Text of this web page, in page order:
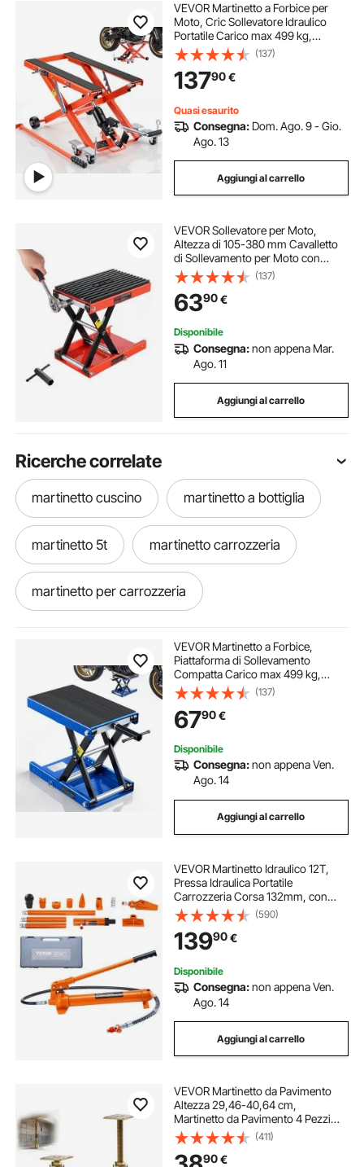
VEVOR Martinetto a Forbice per
Moto, Cric Sollevatore Idraulico
Portatile Carico max 499 kg,
Escursione di Sollevamento 12-
35,8 cm per Manutenzione Moto da
Officina Garage, Sollevatore con
Pedale
(137)
13790€
Quasi esaurito
Consegna: Dom. Ago. 9 - Gio.
Ago. 13
Aggiungi al carrello
VEVOR Sollevatore per Moto,
Altezza di 105-380 mm Cavalletto
di Sollevamento per Moto con
Ampio Ponte, Martinetto a Forbice
per Moto in Acciaio per Impieghi
Gravosi con Cricchetto e Manovella
per ATV
(137)
6390€
Disponibile
Consegna:non appena Mar.
Ago. 11
Aggiungi al carrello
Ricerche correlate
martinetto cuscino martinetto a bottiglia
martinetto 5t martinetto carrozzeria
martinetto per carrozzeria
pistone martinetto martinetto agricolo
cric a martinetto martinetto
martinetto verticale
cric martinetto
martinetto stabilizzatore per roulotte
VEVOR Martinetto a Forbice,
Piattaforma di Sollevamento
Compatta Carico max 499 kg,
Escursione di Sollevamento 9,5-34
cm per Manutenzione Moto da
Officina Garage, Sollevatore in
Acciaio, Colore Blu
(137)
6790€
Disponibile
Consegna:non appena Ven.
Ago. 14
Aggiungi al carrello
VEVOR Martinetto Idraulico 12T,
Pressa Idraulica Portatile
Carrozzeria Corsa 132mm, con
Tubo Olio da 1,4 m e Custodia, per
Riparazione Telaio Auto
Costruzione Auto, Martinetto
Idraulico Cilindro
(590)
13990€
Disponibile
Consegna:non appena Ven.
Ago. 14
Aggiungi al carrello
VEVOR Martinetto da Pavimento
Altezza 29,46-40,64 cm,
Martinetto da Pavimento 4 Pezzi
Regolabile per Livellamento, Portata
ca. 1134kg, Martinetto Sollevamento
Telescopico per Riparazioni Garage
(411)
90€